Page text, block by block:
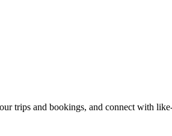
trips and bookings, and connect with